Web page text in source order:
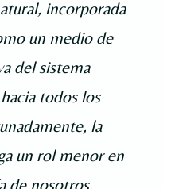
incorporada
un medio de
del sistema
todos los
la
un rol menor en
de nosotros.